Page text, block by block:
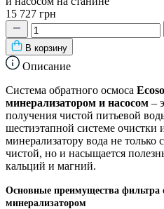
15 727 грн
В корзину
Описание
Система обратного осмоса
минерализатором и насосом –
получения чистой питьевой
шестиэтапной системе очистки
минерализатору вода не только
чистой, но и насыщается
кальций и магний.
Основные преимущества фильтра
минерализатором